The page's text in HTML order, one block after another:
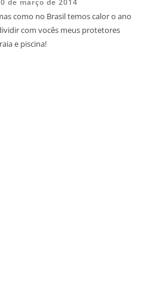
como no Brasil temos calor o ano
com vocês meus protetores
e piscina!